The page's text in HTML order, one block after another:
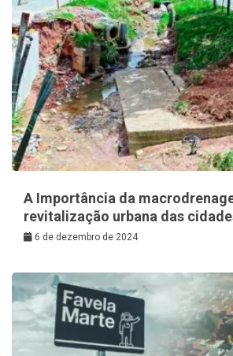
A Importância da
revitalização urbana das
6 de dezembro de 2024